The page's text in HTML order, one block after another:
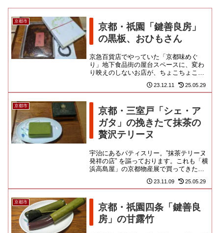
京都市
京都・祇園「鍵善良房」
の黒板、おひもさん
京急百貨店でやっていた「京都味めぐ
り」地下食品街の屋台スペースに、変わ
り映えのしないお店が、ちょこちょこっ
と出てくるだけのミニ催事なんですけ
ど、そのタイミングに合わせてか、...
23.12.11 25.05.29
京都市
京都・三室戸「シェ・ア
ガタ」の挽きたて抹茶の
贅沢テリーヌ
宇治にあるパティスリー。”抹茶テリーヌ
発祥の店” を謳っております。これも「横
浜高島屋」の京都物産展で買ってきたも
ていないらしく、今回の...
23.11.09 25.05.29
京都市
京都・祇園四条「鍵善良
房」の甘露竹